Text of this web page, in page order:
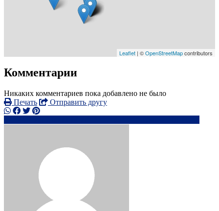
Leaflet | ©OpenStreetMapcontributors
Комментарии
Никаких комментариев пока добавлено не было
Печать
Отправить другу